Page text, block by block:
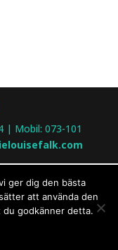
| Mobil: 073-101
ger dig den bästa
att använda den
godkänner detta.